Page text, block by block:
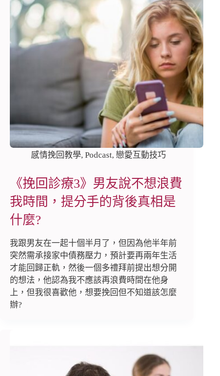
感情挽回教學, Podcast, 戀愛互動技巧
《挽回診療3》男友說不想浪費
我時間，提分手的背後真相是
什麼?
我跟男友在一起十個半月了，但因為他半年前
突然需承接家中債務壓力，預計要再兩年生活
才能回歸正軌，然後一個多禮拜前提出想分開
的想法，他認為我不應該再浪費時間在他身
上，但我很喜歡他，想要挽回但不知道該怎麼
辦?